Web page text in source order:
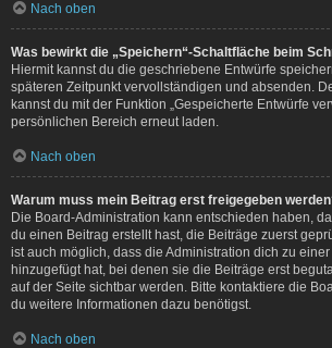
Nach oben
Was bewirkt die „Speichern“-Schaltfläche beim
Hiermit kannst du die geschriebene Entwürfe
späteren Zeitpunkt vervollständigen und absenden.
kannst du mit der Funktion „Gespeicherte Entwürfe
persönlichen Bereich erneut laden.
Nach oben
Warum muss mein Beitrag erst freigegeben
Die Board-Administration kann entschieden haben,
du einen Beitrag erstellt hast, die Beiträge zuerst
ist auch möglich, dass die Administration dich zu
hinzugefügt hat, bei denen sie die Beiträge erst
auf der Seite sichtbar werden. Bitte kontaktiere die
du weitere Informationen dazu benötigst.
Nach oben